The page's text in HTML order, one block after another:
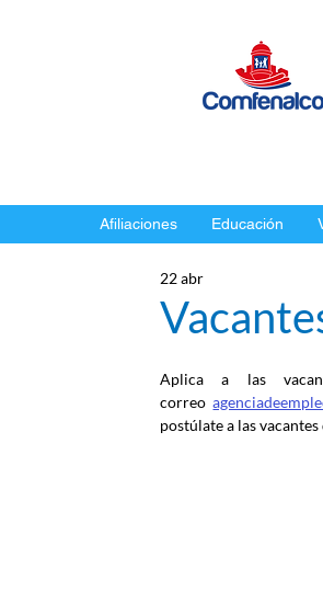
Afiliaciones Educación
22 abr
Aplica a las
correo
postúlate a las